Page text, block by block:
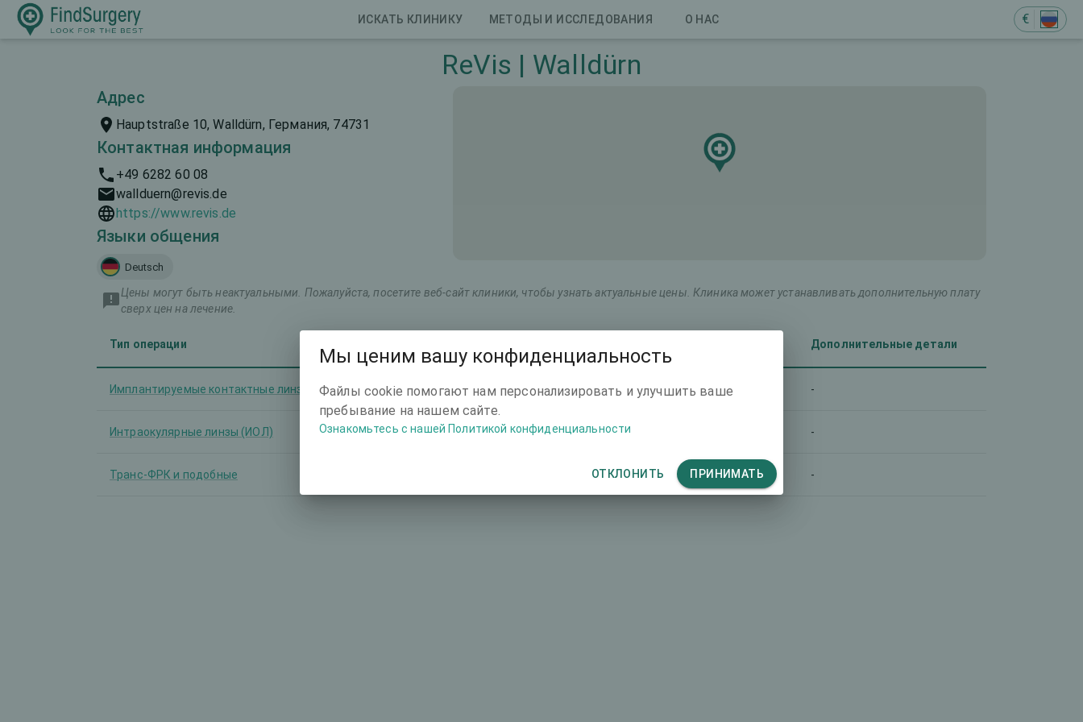
ИСКАТЬ КЛИНИКУ МЕТОДЫ И ИССЛЕДОВАНИЯ О НАС €
ReVis | Walldürn
Адрес
Hauptstraße 10, Walldürn, Германия, 74731
Контактная информация
+49 6282 60 08
wallduern@revis.de
https://www.revis.de
Языки общения
Deutsch
Цены могут быть неактуальными. Пожалуйста, посетите веб-сайт клиники, чтобы узнать актуальные цены. Клиника может устанавливать дополнительную плату
сверх цен на лечение.
Тип операции Дополнительные детали
Имплантируемые контактные линзы (ИКЛ) - - -
Интраокулярные линзы (ИОЛ) - - -
Транс-ФРК и подобные -
Мы ценим вашу конфиденциальность
Файлы cookie помогают нам персонализировать и улучшить ваше
пребывание на нашем сайте.
Ознакомьтесь с нашей Политикой конфиденциальности
ОТКЛОНИТЬ ПРИНИМАТЬ